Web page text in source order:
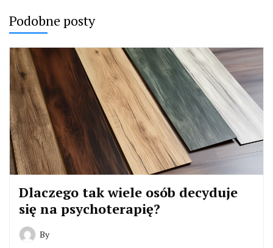
Podobne posty
Dlaczego tak wiele osób decyduje
się na psychoterapię?
By